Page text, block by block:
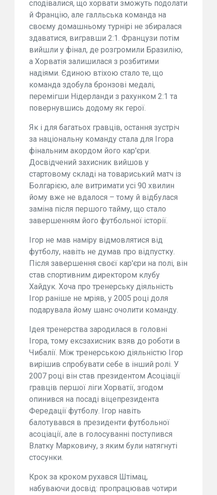
сподівалися, що хорвати зможуть подолати
й Францію, але галльська команда на
своєму домашньому турнірі не збиралася
здаватися, вигравши 2:1. Французи потім
вийшли у фінал, де розгромили Бразилію,
а Хорватія залишилася з розбитими
надіями. Єдиною втіхою стало те, що
команда здобула бронзові медалі,
перемігши Нідерланди з рахунком 2:1 та
повернувшись додому як герої.
Як і для багатьох гравців, остання зустріч
за національну команду стала для Ігора
фінальним акордом його кар'єри.
Досвідчений захисник вийшов у
стартовому складі на товариський матч із
Болгарією, але витримати усі 90 хвилин
йому вже не вдалося – тому й відбулася
заміна після першого тайму, що стало
завершенням його футбольної історії.
Ігор не мав наміру відмовлятися від
футболу, навіть не думав про відпустку.
Після завершення своєї кар'єри на полі, він
став спортивним директором клубу
Хайдук. Хоча про тренерську діяльність
Ігор раніше не мріяв, у 2005 році доля
подарувала йому шанс очолити команду.
Ідея тренерства зародилася в головні
Ігора, тому ексзахисник взяв до роботи в
Чибалії. Між тренерською діяльністю Ігор
вирішив спробувати себе в інший ролі. У
2007 році він став президентом Асоціації
гравців першої ліги Хорватії, згодом
опинився на посаді віцепрезидента
Фередації футболу. Ігор навіть
балотувався в президенти футбольної
асоціації, але в голосуванні поступився
Влатку Марковичу, з яким були натягнуті
стосунки.
Крок за кроком рухався Штімац,
набуваючи досвід: пропрацював чотири